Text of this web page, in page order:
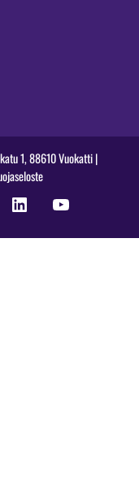
1, 88610 Vuokatti |